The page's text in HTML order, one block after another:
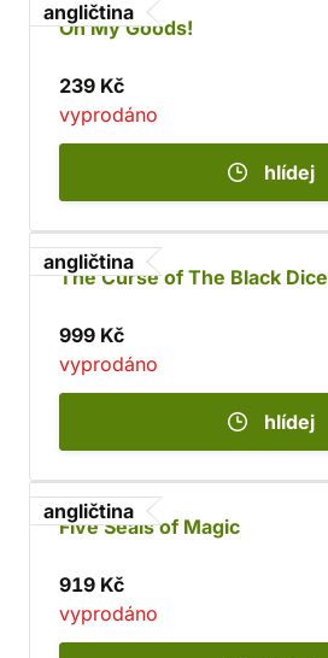
angličtina
Oh My Goods!
239 Kč
vyprodáno
hlídej
angličtina
The Curse of The Black Dice
999 Kč
vyprodáno
hlídej
angličtina
Five Seals of Magic
919 Kč
vyprodáno